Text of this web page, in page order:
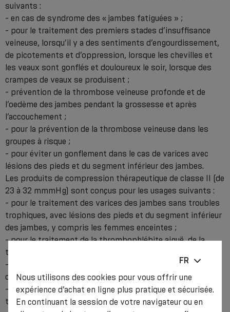
suivants :
- en cas de syndrome des « jambes fatiguées » ;
- pour le traitement des premiers stades d’insuffisance
veineuse, lorsqu’il y a des sentiments d’engourdissement,
de picotements et d’oppression, lorsque les chevilles et
les veaux sont gonflés et douloureux le soir, lorsque des
crampes de veaux se produisent ;
- prévention de la thrombose veineuse profonde et de
l’oedème des jambes pendant la grossesse et après
l’accouchement ;
- pour la prévention de la thrombose veineuse dans les
groupes à risque ;
- pour éviter un gonflement dans le cas de varices avec
lésions des pieds et du segment inférieur des jambes.
Les produits de compression thérapeutique de classe II (de
23 à 32 mmmHg) sont conçus pour les usages suivants :
- pour le traitement des varices des jambes sans troubles
trophiques, avec lésions des pieds et du segment inférieur
des jambes, y compris les femmes enceintes ;
- pour le traitement de la thrombophlébite aiguë, de la
thrombose veineuse profonde ;
- éviter un gonflement dans le cas de varices avec lésions
des pieds et du segment inférieur des jambes ;
- pour le traitement et la prévention du syndrome post-
thrombotique ;
FR
Nous utilisons des cookies pour vous offrir une
expérience d’achat en ligne plus pratique et sécurisée.
En continuant la session de votre navigateur ou en